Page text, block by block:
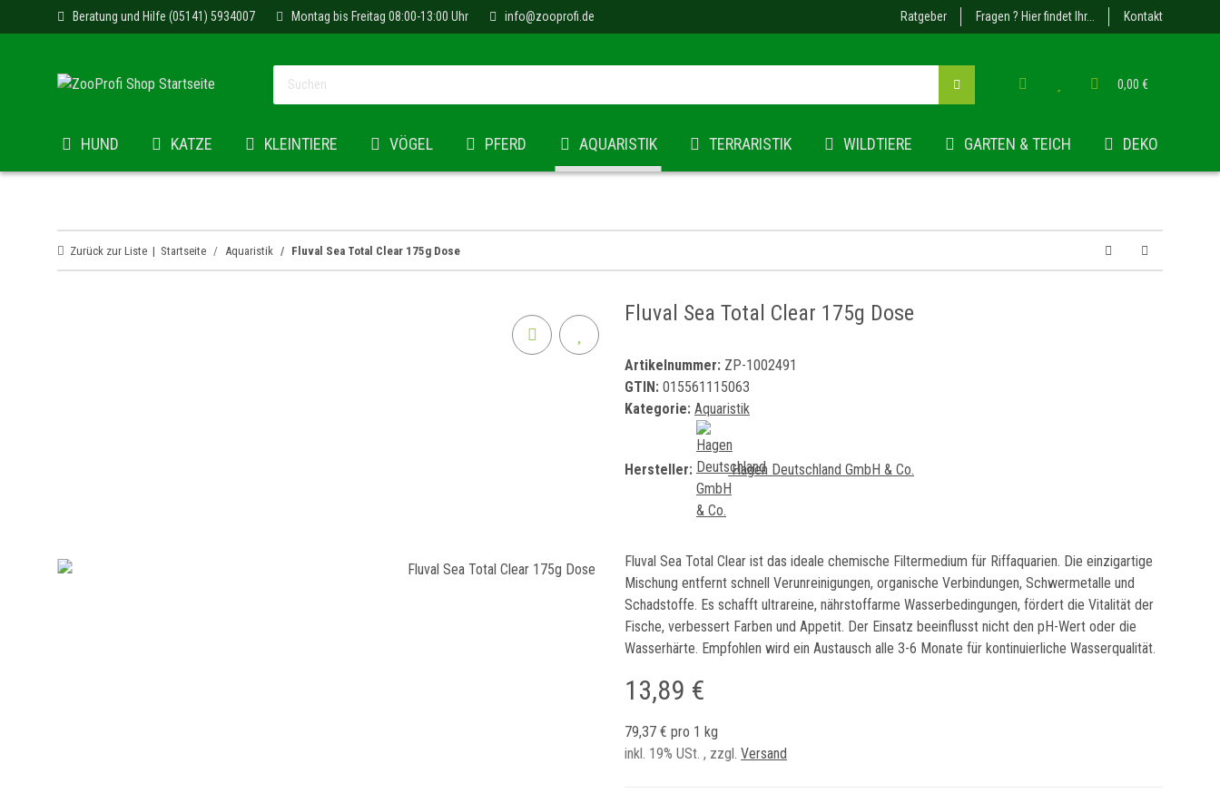
Ratgeber Fragen ? Hier findet Ihr... Kontakt
Beratung und Hilfe (05141) 5934007 Montag bis Freitag 08:00-13:00 Uhr info@zooprofi.de
0,00 €
HUND KATZE KLEINTIERE VÖGEL PFERD AQUARISTIK TERRARISTIK WILDTIERE GARTEN & TEICH DEKO
Zurück zur Liste Startseite Aquaristik Fluval Sea Total Clear 175g Dose
Fluval Sea Total Clear 175g Dose
Artikelnummer: ZP-1002491
GTIN: 015561115063
Kategorie: Aquaristik
Hersteller: Hagen Deutschland GmbH & Co.
Fluval Sea Total Clear ist das ideale chemische Filtermedium für Riffaquarien. Die einzigartige
Mischung entfernt schnell Verunreinigungen, organische Verbindungen, Schwermetalle und
Schadstoffe. Es schafft ultrareine, nährstoffarme Wasserbedingungen, fördert die Vitalität der
Fische, verbessert Farben und Appetit. Der Einsatz beeinflusst nicht den pH-Wert oder die
Wasserhärte. Empfohlen wird ein Austausch alle 3-6 Monate für kontinuierliche Wasserqualität.
13,89 €
79,37 € pro 1 kg
inkl. 19% USt. , zzgl. Versand